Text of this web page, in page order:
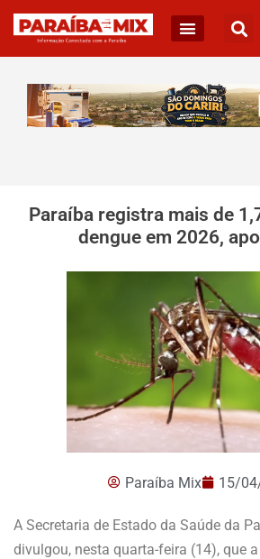
Paraíba registra mais de
dengue em 2026,
Paraíba Mix 15/
A Secretaria de Estado da Saúde da
divulgou, nesta quarta-feira (14), que